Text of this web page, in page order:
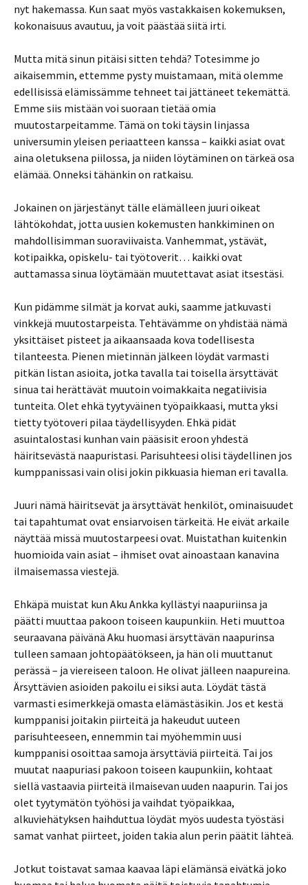
nyt hakemassa. Kun saat myös vastakkaisen kokemuksen,
kokonaisuus avautuu, ja voit päästää siitä irti.
Mutta mitä sinun pitäisi sitten tehdä? Totesimme jo
aikaisemmin, ettemme pysty muistamaan, mitä olemme
edellisissä elämissämme tehneet tai jättäneet tekemättä.
Emme siis mistään voi suoraan tietää omia
muutostarpeitamme. Tämä on toki täysin linjassa
universumin yleisen periaatteen kanssa – kaikki asiat ovat
aina oletuksena piilossa, ja niiden löytäminen on tärkeä osa
elämää. Onneksi tähänkin on ratkaisu.
Jokainen on järjestänyt tälle elämälleen juuri oikeat
lähtökohdat, jotta uusien kokemusten hankkiminen on
mahdollisimman suoraviivaista. Vanhemmat, ystävät,
kotipaikka, opiskelu- tai työtoverit… kaikki ovat
auttamassa sinua löytämään muutettavat asiat itsestäsi.
Kun pidämme silmät ja korvat auki, saamme jatkuvasti
vinkkejä muutostarpeista. Tehtävämme on yhdistää nämä
yksittäiset pisteet ja aikaansaada kova todellisesta
tilanteesta. Pienen mietinnän jälkeen löydät varmasti
pitkän listan asioita, jotka tavalla tai toisella ärsyttävät
sinua tai herättävät muutoin voimakkaita negatiivisia
tunteita. Olet ehkä tyytyväinen työpaikkaasi, mutta yksi
tietty työtoveri pilaa täydellisyyden. Ehkä pidät
asuintalostasi kunhan vain pääsisit eroon yhdestä
häiritsevästä naapuristasi. Parisuhteesi olisi täydellinen jos
kumppanissasi vain olisi jokin pikkuasia hieman eri tavalla.
Juuri nämä häiritsevät ja ärsyttävät henkilöt, ominaisuudet
tai tapahtumat ovat ensiarvoisen tärkeitä. He eivät arkaile
näyttää missä muutostarpeesi ovat. Muistathan kuitenkin
huomioida vain asiat – ihmiset ovat ainoastaan kanavina
ilmaisemassa viestejä.
Ehkäpä muistat kun Aku Ankka kyllästyi naapuriinsa ja
päätti muuttaa pakoon toiseen kaupunkiin. Heti muuttoa
seuraavana päivänä Aku huomasi ärsyttävän naapurinsa
tulleen samaan johtopäätökseen, ja hän oli muuttanut
perässä – ja viereiseen taloon. He olivat jälleen naapureina.
Ärsyttävien asioiden pakoilu ei siksi auta. Löydät tästä
varmasti esimerkkejä omasta elämästäsikin. Jos et kestä
kumppanisi joitakin piirteitä ja hakeudut uuteen
parisuhteeseen, ennemmin tai myöhemmin uusi
kumppanisi osoittaa samoja ärsyttäviä piirteitä. Tai jos
muutat naapuriasi pakoon toiseen kaupunkiin, kohtaat
siellä vastaavia piirteitä ilmaisevan uuden naapurin. Tai jos
olet tyytymätön työhösi ja vaihdat työpaikkaa,
alkuviehätyksen haihduttua löydät myös uudesta työstäsi
samat vanhat piirteet, joiden takia alun perin päätit lähteä.
Jotkut toistavat samaa kaavaa läpi elämänsä eivätkä joko